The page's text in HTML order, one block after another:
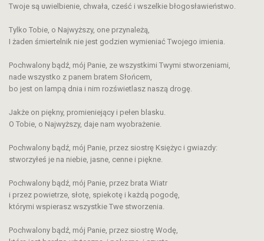
Twoje są uwielbienie, chwała, cześć i wszelkie błogosławieństwo.
Tylko Tobie, o Najwyższy, one przynależą,
I żaden śmiertelnik nie jest godzien wymieniać Twojego imienia.
Pochwalony bądź, mój Panie, ze wszystkimi Twymi stworzeniami,
nade wszystko z panem bratem Słońcem,
bo jest on lampą dnia i nim rozświetlasz naszą drogę.
Jakże on piękny, promieniejący i pełen blasku.
O Tobie, o Najwyższy, daje nam wyobrażenie.
Pochwalony bądź, mój Panie, przez siostrę Księżyc i gwiazdy:
stworzyłeś je na niebie, jasne, cenne i piękne.
Pochwalony bądź, mój Panie, przez brata Wiatr
i przez powietrze, słotę, spiekotę i każdą pogodę,
którymi wspierasz wszystkie Twe stworzenia.
Pochwalony bądź, mój Panie, przez siostrę Wodę,